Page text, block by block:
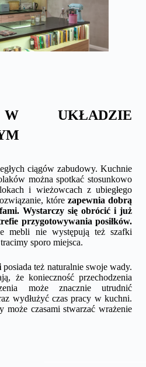
UKŁADZIE
ciągów zabudowy. Kuchnie
można spotkać stosunkowo
i wieżowcach z ubiegłego
którezapewnia dobrą
Wystarczy się obrócić i już
przygotowywania posiłków.
mebli nie występują też szafki
sporo miejsca.
posiada też naturalnie swoje wady.
że konieczność przechodzenia
może znacznie utrudnić
wydłużyć czas pracy w kuchni.
może czasami stwarzać wrażenie